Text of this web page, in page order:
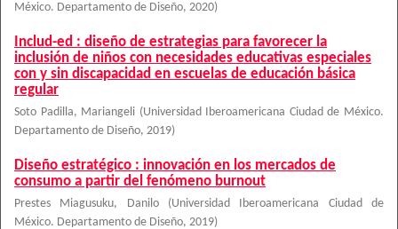
México. Departamento de Diseño, 2020)
Includ-ed : diseño de estrategias para favorecer la
inclusión de niños con necesidades educativas especiales
con y sin discapacidad en escuelas de educación básica
regular
Soto Padilla, Mariangeli (Universidad Iberoamericana Ciudad de México.
Departamento de Diseño, 2019)
Diseño estratégico : innovación en los mercados de
consumo a partir del fenómeno burnout
Prestes Miagusuku, Danilo (Universidad Iberoamericana Ciudad de
México. Departamento de Diseño, 2019)